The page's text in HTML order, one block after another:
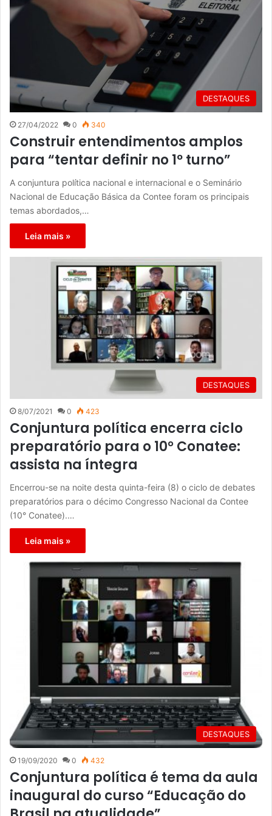
DESTAQUES
27/04/2022 0 340
Construir entendimentos amplos
para “tentar definir no 1º turno”
A conjuntura política nacional e internacional e o Seminário
Nacional de Educação Básica da Contee foram os principais
temas abordados,…
Leia mais »
DESTAQUES
8/07/2021 0 423
Conjuntura política encerra ciclo
preparatório para o 10° Conatee:
assista na íntegra
Encerrou-se na noite desta quinta-feira (8) o ciclo de debates
preparatórios para o décimo Congresso Nacional da Contee
(10° Conatee).…
Leia mais »
DESTAQUES
19/09/2020 0 432
Conjuntura política é tema da aula
inaugural do curso “Educação do